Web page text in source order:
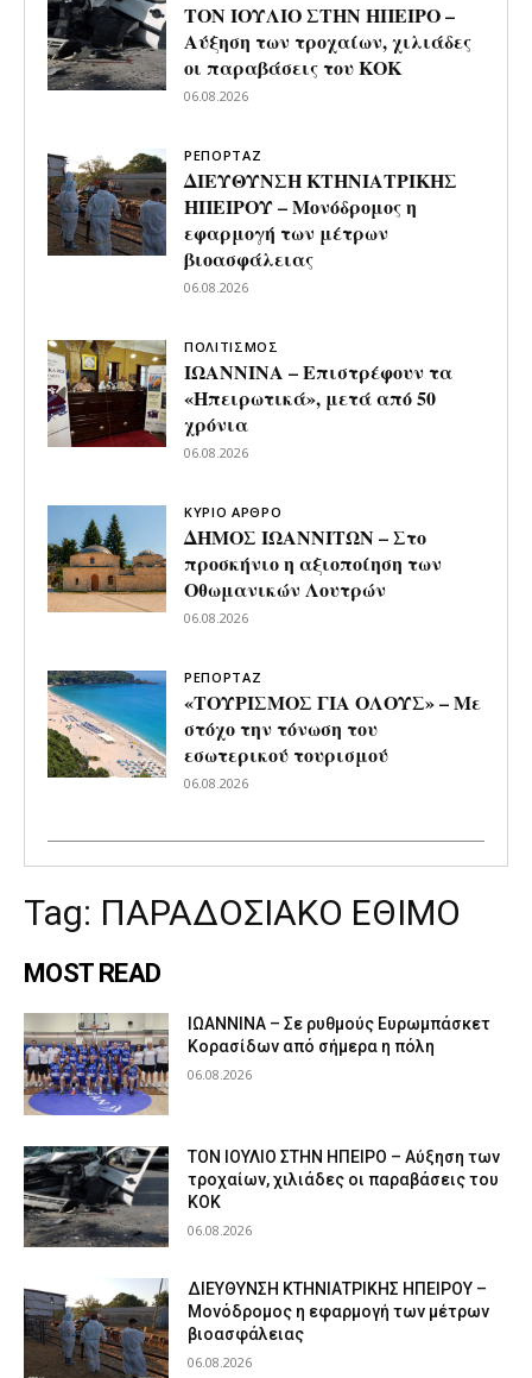
ΤΟΝ ΙΟΥΛΙΟ ΣΤΗΝ ΗΠΕΙΡΟ –
Αύξηση των τροχαίων, χιλιάδες
οι παραβάσεις του ΚΟΚ
06.08.2026
ΡΕΠΟΡΤΑΖ
ΔΙΕΥΘΥΝΣΗ ΚΤΗΝΙΑΤΡΙΚΗΣ
ΗΠΕΙΡΟΥ – Μονόδρομος η
εφαρμογή των μέτρων
βιοασφάλειας
06.08.2026
ΠΟΛΙΤΙΣΜΟΣ
ΙΩΑΝΝΙΝΑ – Επιστρέφουν τα
«Ηπειρωτικά», μετά από 50
χρόνια
06.08.2026
ΚΥΡΙΟ ΑΡΘΡΟ
ΔΗΜΟΣ ΙΩΑΝΝΙΤΩΝ – Στο
προσκήνιο η αξιοποίηση των
Οθωμανικών Λουτρών
06.08.2026
ΡΕΠΟΡΤΑΖ
«ΤΟΥΡΙΣΜΟΣ ΓΙΑ ΟΛΟΥΣ» – Με
στόχο την τόνωση του
εσωτερικού τουρισμού
06.08.2026
Tag: ΠΑΡΑΔΟΣΙΑΚΟ ΕΘΙΜΟ
MOST READ
ΙΩΑΝΝΙΝΑ – Σε ρυθμούς Ευρωμπάσκετ
Κορασίδων από σήμερα η πόλη
06.08.2026
ΤΟΝ ΙΟΥΛΙΟ ΣΤΗΝ ΗΠΕΙΡΟ – Αύξηση των
τροχαίων, χιλιάδες οι παραβάσεις του
ΚΟΚ
06.08.2026
ΔΙΕΥΘΥΝΣΗ ΚΤΗΝΙΑΤΡΙΚΗΣ ΗΠΕΙΡΟΥ –
Μονόδρομος η εφαρμογή των μέτρων
βιοασφάλειας
06.08.2026